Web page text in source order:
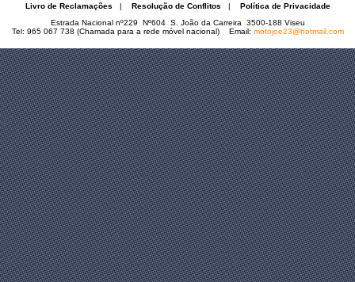
Livro de Reclamações | Resolução de Conflitos | Política de Privacidade
Estrada Nacional nº229 Nº604 S. João da Carreira 3500-188 Viseu
Tel: 965 067 738 (Chamada para a rede móvel nacional) Email: motojoe23@hotmail.com